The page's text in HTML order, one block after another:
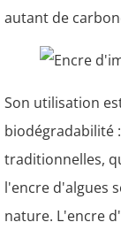
autant de
Son utilisation
biodégradabilité
traditionnelles,
l'encre d'algues
nature. L'encre